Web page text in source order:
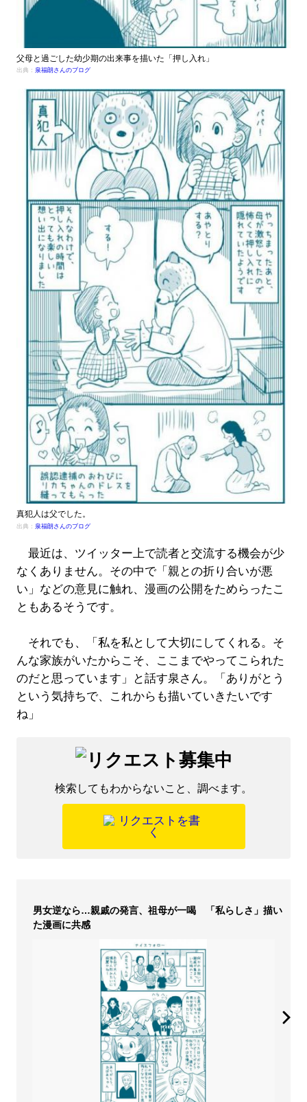
父母と過ごした幼少期の出来事を描いた「押し入れ」
出典： 泉福朗さんのブログ
真犯人は父でした。
出典： 泉福朗さんのブログ
最近は、ツイッター上で読者と交流する機会が少
なくありません。その中で「親との折り合いが悪
い」などの意見に触れ、漫画の公開をためらったこ
ともあるそうです。
それでも、「私を私として大切にしてくれる。そ
んな家族がいたからこそ、ここまでやってこられた
のだと思っています」と話す泉さん。「ありがとう
という気持ちで、これからも描いていきたいです
ね」
検索してもわからないこと、調べます。
男女逆なら…親戚の発言、祖母が一喝 「私らしさ」描い
た漫画に共感